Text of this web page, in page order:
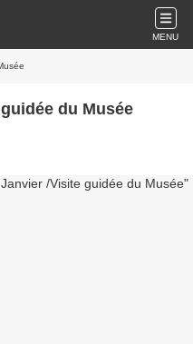
MENU
du Musée